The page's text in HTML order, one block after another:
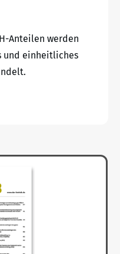
Anteilen werden
und einheitliches